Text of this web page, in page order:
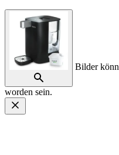
Bilder
worden sein.